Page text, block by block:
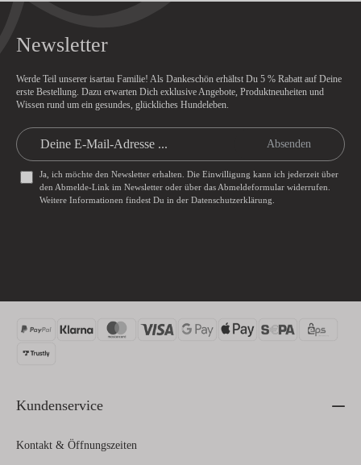
Newsletter
Werde Teil unserer isartau Familie! Als Dankeschön erhältst Du 5 % Rabatt auf Deine
erste Bestellung. Dazu erwarten Dich exklusive Angebote, Produktneuheiten und
Wissen rund um ein gesundes, glückliches Hundeleben.
Absenden
Ja, ich möchte den Newsletter erhalten. Die Einwilligung kann ich jederzeit über
den Abmelde-Link im Newsletter oder über das Abmeldeformularwiderrufen.
Weitere Informationen findest Du in der Datenschutzerklärung
Kundenservice
Kontakt & Öffnungszeiten